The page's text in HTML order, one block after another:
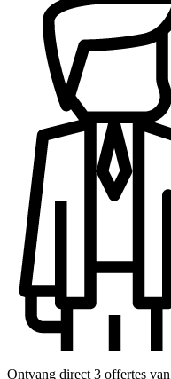
Ontvang direct 3 offertes